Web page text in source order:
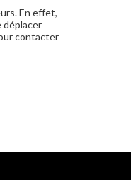
En effet,
déplacer
contacter